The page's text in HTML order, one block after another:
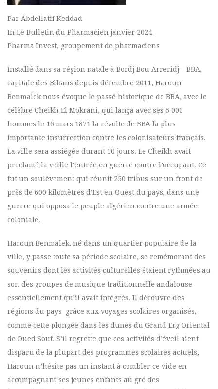
Par Abdellatif Keddad
In Le Bulletin du Pharmacien janvier 2024
Pharma Invest, groupement de pharmaciens
Installé dans sa région natale à Bordj Bou Arreridj – BBA,
capitale des Bibans depuis décembre 2011, Haroun
Benmalek nous évoque le passé historique de BBA, avec le
célèbre Cheikh El Mokrani, qui lança avec ses 6 000
hommes le 16 mars 1871 la révolte de BBA la plus
importante insurrection contre les colonisateurs français.
La ville sera assiégée durant 10 jours. Le Cheikh avait
proclamé la veille l’entrée en guerre contre l’occupant. Ce
fut un soulèvement qui réunit 250 tribus sur un front de
près de 600 kilomètres d’Est en Ouest du pays, dans une
guerre qui opposa le peuple algérien contre une armée
coloniale.
Haroun Benmalek, né dans un quartier populaire de la
ville, y passe toute sa période scolaire, se remémorant des
souvenirs dont les activités culturelles étaient rythmées au
son des groupes de musique traditionnelle andalouse
essentiellement qu’il avait intégrés. Il découvre des
régions du pays grâce aux voyages scolaires organisés,
comme cette plongée dans les dunes du Grand Erg Oriental
de Oued Souf. S’il regrette que ces activités d’éveil aient
disparu de la plupart des programmes scolaires actuels,
Haroun n’hésite pas un instant à combler ce vide en
accompagnant ses jeunes enfants au gré des